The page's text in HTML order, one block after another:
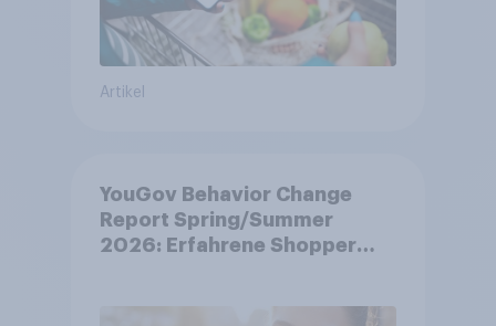
Artikel
YouGov Behavior Change
Report Spring/Summer
2026: Erfahrene Shopper